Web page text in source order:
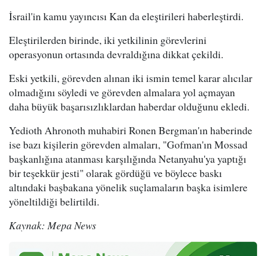
İsrail'in kamu yayıncısı Kan da eleştirileri haberleştirdi.
Eleştirilerden birinde, iki yetkilinin görevlerini
operasyonun ortasında devraldığına dikkat çekildi.
Eski yetkili, görevden alınan iki ismin temel karar alıcılar
olmadığını söyledi ve görevden almalara yol açmayan
daha büyük başarısızlıklardan haberdar olduğunu ekledi.
Yedioth Ahronoth muhabiri Ronen Bergman'ın haberinde
ise bazı kişilerin görevden almaları, "Gofman'ın Mossad
başkanlığına atanması karşılığında Netanyahu'ya yaptığı
bir teşekkür jesti" olarak gördüğü ve böylece baskı
altındaki başbakana yönelik suçlamaların başka isimlere
yöneltildiği belirtildi.
Kaynak: Mepa News